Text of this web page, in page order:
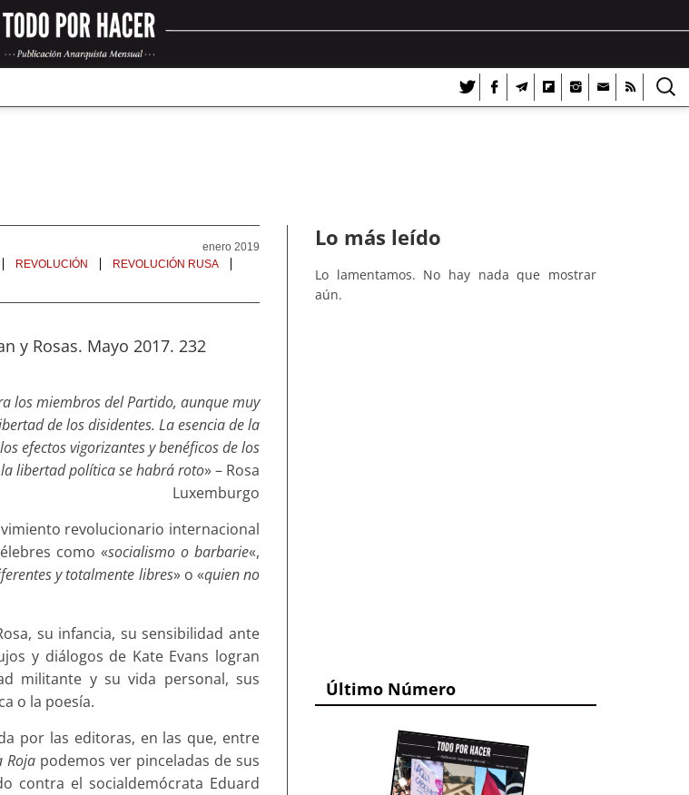
enero 2019
REVOLUCIÓN
REVOLUCIÓN RUSA
y Rosas. Mayo 2017. 232
los miembros del Partido, aunque muy
de los disidentes. La esencia de la
efectos vigorizantes y benéficos de los
la libertad política se habrá roto» – Rosa
Luxemburgo
revolucionario internacional
como «socialismo o barbarie«,
y totalmente libres» o «quien no
su infancia, su sensibilidad ante
y diálogos de Kate Evans logran
militante y su vida personal, sus
o la poesía.
por las editoras, en las que, entre
Roja podemos ver pinceladas de sus
contra el socialdemócrata Eduard
Lo más leído
Lo lamentamos. No hay nada que mostrar
aún.
Último Número